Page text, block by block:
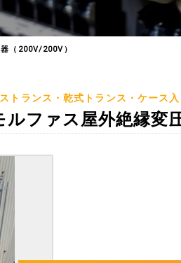
（200V/200V）
トランス・乾式トランス・ケース
ァス屋外絶縁変圧